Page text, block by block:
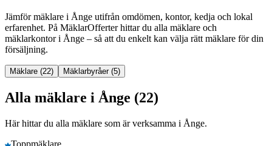
Jämför mäklare i Ånge utifrån omdömen, kontor, kedja och lokal
erfarenhet. På MäklarOfferter hittar du alla mäklare och
mäklarkontori Ånge – så att du enkelt kan välja rätt mäklare för din
försäljning.
Mäklare (22) Mäklarbyråer (5)
Alla mäklare i Ånge (22)
Här hittar du alla mäklare som är verksamma i Ånge.
Toppmäklare